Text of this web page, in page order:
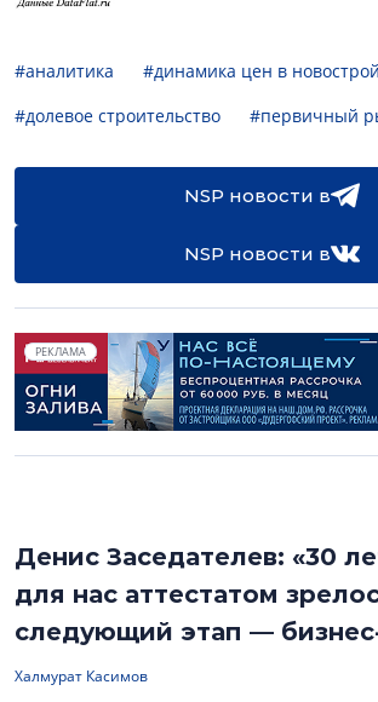
#аналитика
#динамика цен в
#долевое строительство
#первичный
NSP новости в
NSP новости в
РЕКЛАМА
Денис Заседателев: «30
для нас аттестатом
следующий этап —
Халмурат Касимов